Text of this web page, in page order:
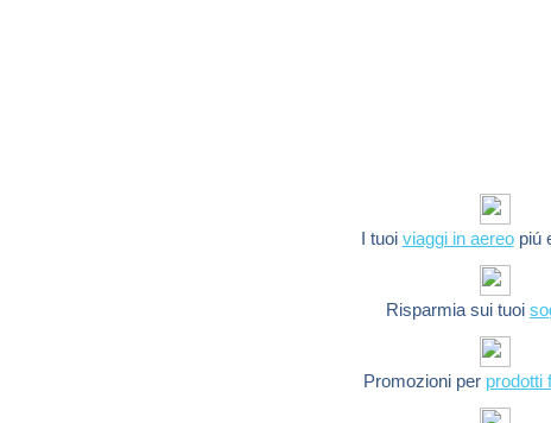
I tuoi viaggi in aereopiú
Risparmia sui tuoi
Promozioni per prodotti